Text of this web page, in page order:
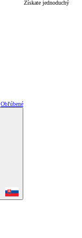
Získate jednoduchý
Obľúbené